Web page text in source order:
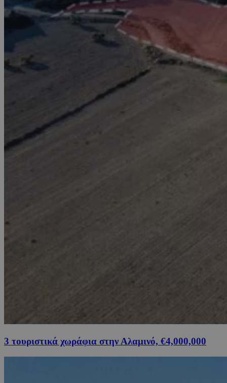
3 τουριστικά χωράφια στην Αλαμινό, €4,000,000